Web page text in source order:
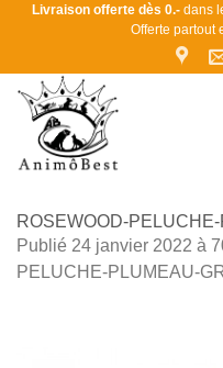
PasserLivraison offerte dès 0.-dans
Offerte partout
ROSEWOOD-
Publié 24 janvier 2022 à
PELUCHE-PLUMEAU-